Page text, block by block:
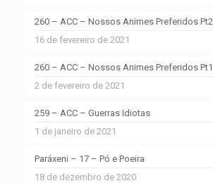
260 – ACC – Nossos Animes Preferidos Pt2
16 de fevereiro de 2021
260 – ACC – Nossos Animes Preferidos Pt1
2 de fevereiro de 2021
259 – ACC – Guerras Idiotas
1 de janeiro de 2021
Paráxeni – 17 – Pó e Poeira
18 de dezembro de 2020